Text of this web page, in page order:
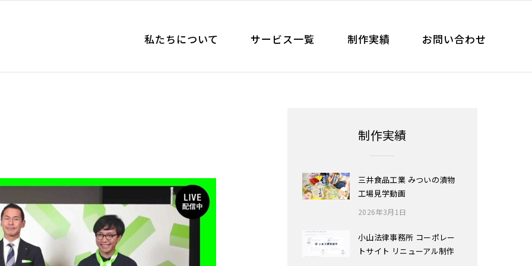
私たちについて サービス一覧 制作実績 お問い合わせ
制作実績
三井食品工業 みついの漬物
工場見学動画
2026年3月1日
小山法律事務所 コーポレー
トサイト リニューアル制作